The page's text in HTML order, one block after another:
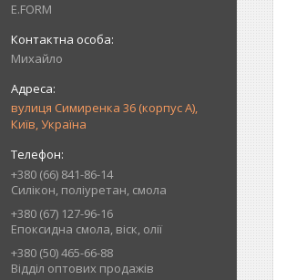
E.FORM
Михайло
вулиця Симиренка 36 (корпус А),
Київ, Україна
+380 (66) 841-86-14
Силікон, поліуретан, смола
+380 (67) 127-96-16
Епоксидна смола, віск, олії
+380 (50) 465-66-88
Відділ оптових продажів